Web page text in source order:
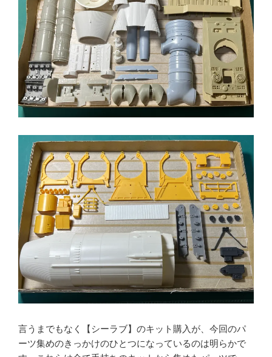
言うまでもなく【シーラブ】のキット購入が、今回のパ
ーツ集めのきっかけのひとつになっているのは明らかで